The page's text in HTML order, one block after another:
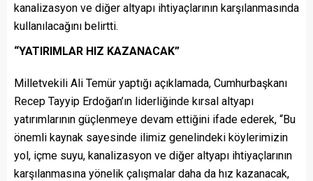
kanalizasyon ve diğer altyapı ihtiyaçlarının karşılanmasında
kullanılacağını belirtti.
“YATIRIMLAR HIZ KAZANACAK”
Milletvekili Ali Temür yaptığı açıklamada, Cumhurbaşkanı
Recep Tayyip Erdoğan’ın liderliğinde kırsal altyapı
yatırımlarının güçlenmeye devam ettiğini ifade ederek, “Bu
önemli kaynak sayesinde ilimiz genelindeki köylerimizin
yol, içme suyu, kanalizasyon ve diğer altyapı ihtiyaçlarının
karşılanmasına yönelik çalışmalar daha da hız kazanacak,